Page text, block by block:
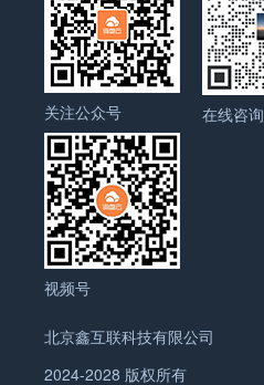
关注公众号 在线咨询
视频号
北京鑫互联科技有限公司
2024-2028 版权所有